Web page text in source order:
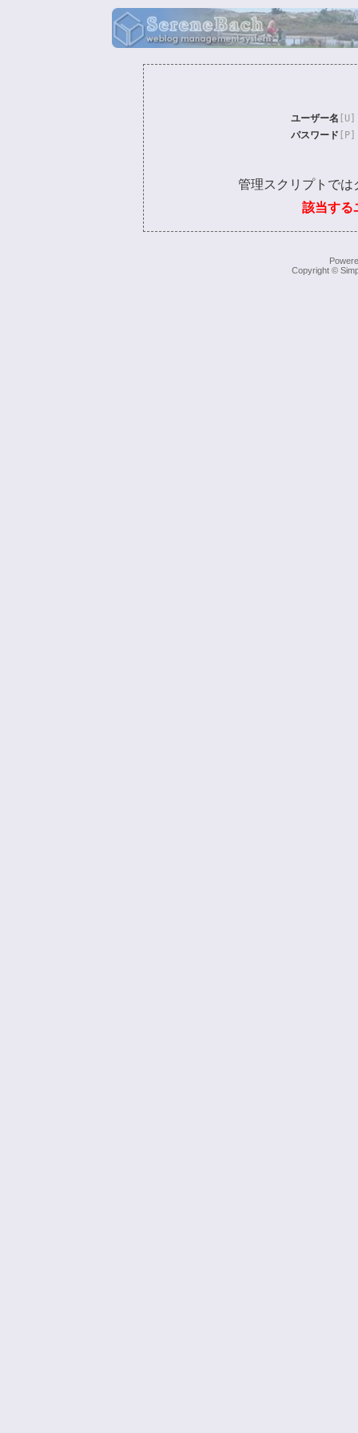
ユーザー名 [U]
パスワード [P]
管理スクリプトでは
該当する
Copyright ©